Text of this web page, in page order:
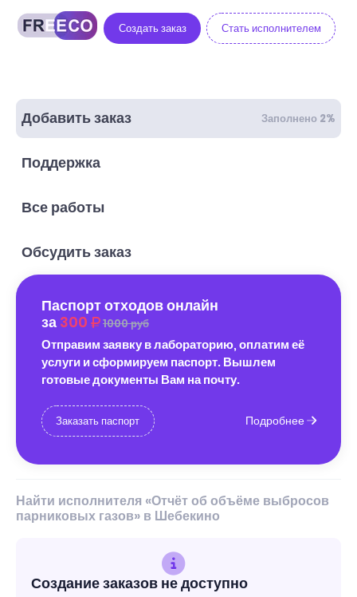
Создать заказ Стать исполнителем
Добавить заказ Заполнено 2%
Поддержка
Все работы
Обсудить заказ
Паспорт отходов онлайн
за 300 1000 руб
Отправим заявку в лабораторию, оплатим её
услуги и сформируем паспорт. Вышлем
готовые документы Вам на почту.
Заказать паспорт Подробнее
Найти исполнителя «Отчёт об объёме выбросов
парниковых газов» в Шебекино
Создание заказов не доступно